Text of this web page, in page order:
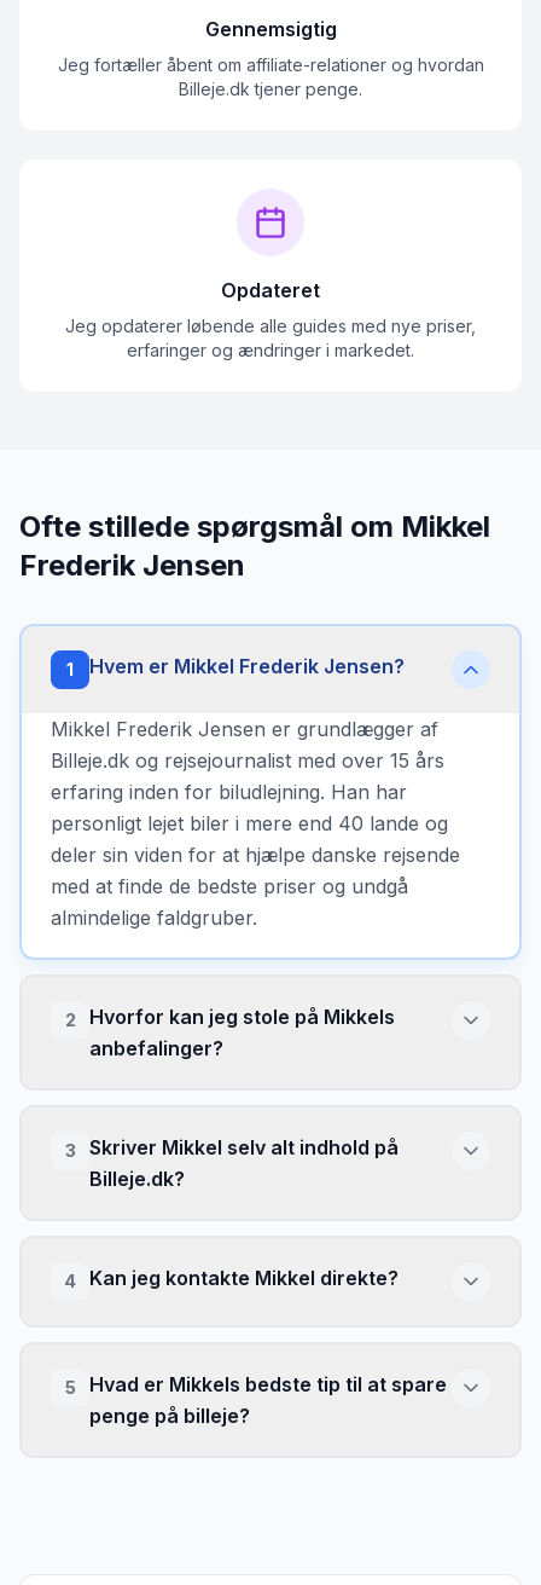
Gennemsigtig
Jeg fortæller åbent om affiliate-relationer og hvordan
Billeje.dk tjener penge.
Opdateret
Jeg opdaterer løbende alle guides med nye priser,
erfaringer og ændringer i markedet.
Ofte stillede spørgsmål om Mikkel
Frederik Jensen
1 Hvem er Mikkel Frederik Jensen?
Mikkel Frederik Jensen er grundlægger af
Billeje.dk og rejsejournalist med over 15 års
erfaring inden for biludlejning. Han har
personligt lejet biler i mere end 40 lande og
deler sin viden for at hjælpe danske rejsende
med at finde de bedste priser og undgå
almindelige faldgruber.
2
Hvorfor kan jeg stole på Mikkels
anbefalinger?
3
Skriver Mikkel selv alt indhold på
Billeje.dk?
4 Kan jeg kontakte Mikkel direkte?
5
Hvad er Mikkels bedste tip til at spare
penge på billeje?